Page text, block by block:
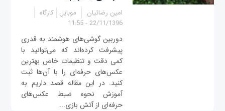
امین رضائیان موبایل کارگاه
22/11/1396 - 11:55
دوربین گوشی‌های هوشمند به قدری
پیشرفت کرده‌اند که می‌توانید با
کمی دقت و تنظیمات خاص بهترین
عکس‌های حرفه‌ای را با آن‌ها ثبت
کنید. در این مقاله قصد داریم به
آموزش نحوه ضبط عکس‌های
حرفه‌ای از آتش بازی...